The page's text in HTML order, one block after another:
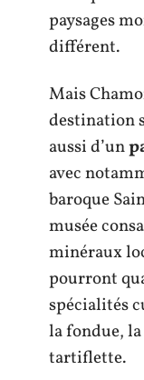
paysages
différent.
Mais
destination
aussi d’un
avec
baroque
musée
minéraux
pourront
spécialités
la fondue,
tartiflette.